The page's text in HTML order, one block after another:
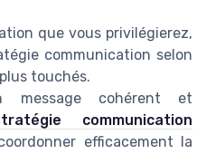
que vous privilégierez,
communication selon
touchés.
message cohérent et
communication
efficacement la